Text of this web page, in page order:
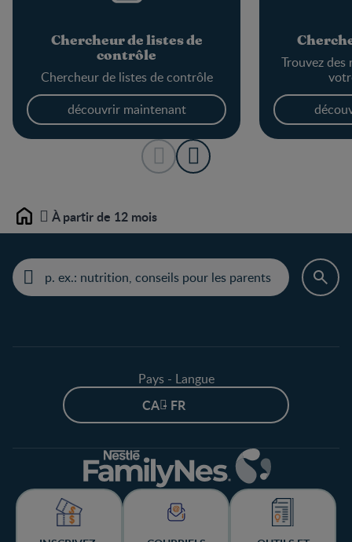
Chercheur de listes de
contrôle
Chercheur de listes de contrôle
découvrir maintenant
Trouvez
Home À partir de 12 mois
Pays - Langue
CA - FR